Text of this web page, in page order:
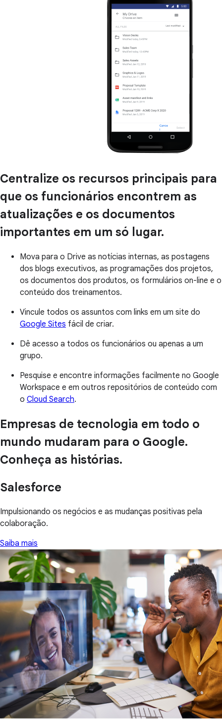
Centralize os recursos principais para
que os funcionários encontrem as
atualizações e os documentos
importantes em um só lugar.
Mova para o Drive as notícias internas, as postagens
dos blogs executivos, as programações dos projetos,
os documentos dos produtos, os formulários on-line e o
conteúdo dos treinamentos.
Vincule todos os assuntos com links em um site do
Google Sites fácil de criar.
Dê acesso a todos os funcionários ou apenas a um
grupo.
Pesquise e encontre informações facilmente no Google
Workspace e em outros repositórios de conteúdo com
o Cloud Search.
Empresas de tecnologia em todo o
mundo mudaram para o Google.
Conheça as histórias.
Salesforce
Impulsionando os negócios e as mudanças positivas pela
colaboração.
Saiba mais